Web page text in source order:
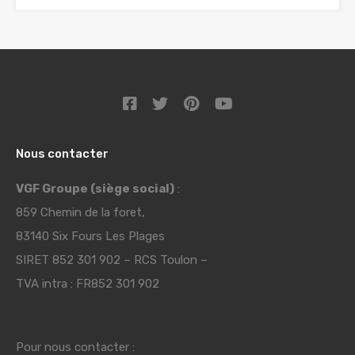
Nous contacter
VGF Groupe (siège social) :
859 Chemin de la foret,
83140 Six Fours Les Plages
SIRET 852 301 902 – RCS Toulon –
TVA intra : FR852 301 902
Pour nous contacter :